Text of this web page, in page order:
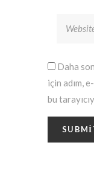
Daha
için adım,
bu